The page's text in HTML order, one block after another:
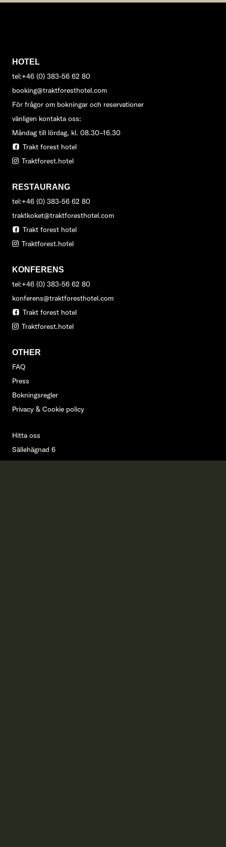
HOTEL
tel:+46 (0) 383-56 62 80
booking@traktforesthotel.com
För frågor om bokningar och reservationer
vänligen kontakta oss:
Måndag till lördag, kl. 08.30–16.30
Trakt forest hotel
Traktforest.hotel
RESTAURANG
tel:+46 (0) 383-56 62 80
traktkoket@traktforesthotel.com
Trakt forest hotel
Traktforest.hotel
KONFERENS
tel:+46 (0) 383-56 62 80
konferens@traktforesthotel.com
Trakt forest hotel
Traktforest.hotel
OTHER
FAQ
Press
Bokningsregler
Privacy & Cookie policy
Hitta oss
Sällehägnad 6
574 54 Holsbybrunn